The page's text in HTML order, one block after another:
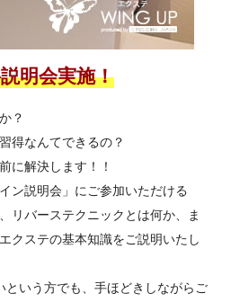
明会実施！
？
得なんてできるの？
に解決します！！
ン説明会」にご参加いただける
リバーステクニックとは何か、ま
クステの基本知識をご説明いたし
いう方でも、手ほどきしながらご